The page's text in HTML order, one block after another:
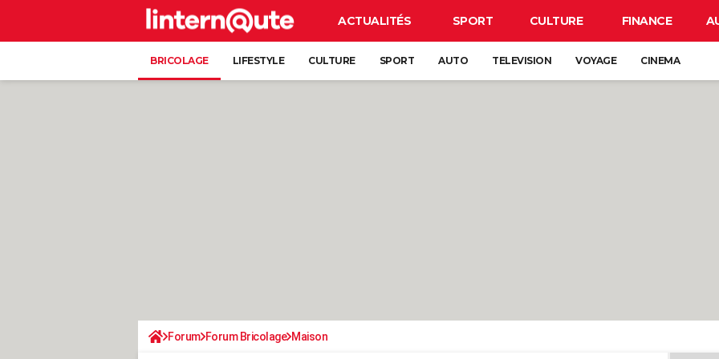
ACTUALITÉS SPORT CULTURE FINANCE
BRICOLAGE LIFESTYLE CULTURE SPORT AUTO TELEVISION VOYAGE CINEMA
Forum Forum Bricolage Maison